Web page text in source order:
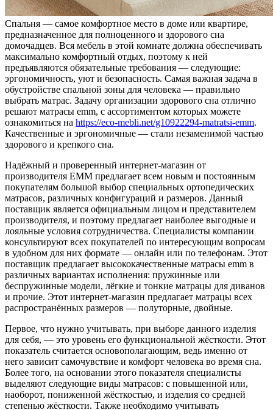
Спальня — самое комфортное место в доме или квартире,
предназначенное для полноценного и здорового сна
домочадцев. Вся мебель в этой комнате должна обеспечивать
максимально комфортный отдых, поэтому к ней
предъявляются обязательные требования — следующие:
эргономичность, уют и безопасность. Самая важная задача в
обустройстве спальной зоны для человека — правильно
выбрать матрас. Задачу организации здорового сна отлично
решают матрасы emm, с ассортиментом которых можете
ознакомиться на https://eco-mebli.net/g10922294-matratsi-emm.
Качественные и эргономичные — стали незаменимой частью
здорового и крепкого сна.
Надёжный и проверенный интернет-магазин от
производителя EMM предлагает всем новым и постоянным
покупателям большой выбор специальных ортопедических
матрасов, различных конфигураций и размеров. Данный
поставщик является официальным лицом и представителем
производителя, и поэтому предлагает наиболее выгодные и
лояльные условия сотрудничества. Специалисты компании
консультируют всех покупателей по интересующим вопросам
в удобном для них формате — онлайн или по телефонам. Этот
поставщик предлагает высококачественные матрасы emm в
различных вариантах исполнения: пружинные или
беспружинные модели, лёгкие и тонкие матрацы для диванов
и прочие. Этот интернет-магазин предлагает матрацы всех
распространённых размеров — полуторные, двойные.
Первое, что нужно учитывать, при выборе данного изделия
для себя, — это уровень его функциональной жёсткости. Этот
показатель считается основополагающим, ведь именно от
него зависит самочувствие и комфорт человека во время сна.
Более того, на основании этого показателя специалисты
выделяют следующие виды матрасов: с повышенной или,
наоборот, пониженной жёсткостью, и изделия со средней
степенью жёсткости. Также необходимо учитывать